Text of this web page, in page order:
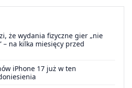
że wydania fizyczne gier „nie
– na kilka miesięcy przed
iPhone 17 już w ten